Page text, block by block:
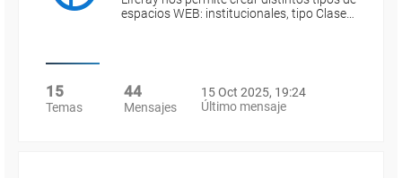
espacios WEB: institucionales, tipo Clase…
15
Temas
44
Mensajes
15 Oct 2025, 19:24
Último mensaje